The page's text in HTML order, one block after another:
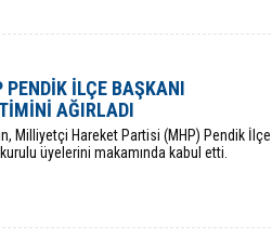
İLÇE BAŞKANI
AĞIRLADI
Milliyetçi Hareket Partisi (MHP) Pendik İlçe
üyelerini makamında kabul etti.